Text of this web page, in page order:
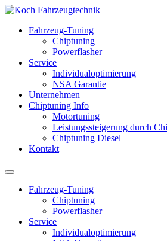
Fahrzeug-Tuning
Chiptuning
Powerflasher
Service
Individualoptimierung
NSA Garantie
Unternehmen
Chiptuning Info
Motortuning
Leistungssteigerung durch
Chiptuning Diesel
Kontakt
Fahrzeug-Tuning
Chiptuning
Powerflasher
Service
Individualoptimierung